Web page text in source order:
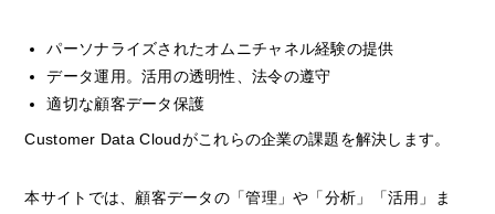
パーソナライズされたオムニチャネル経験の提供
データ運用。活用の透明性、法令の遵守
適切な顧客データ保護
Customer Data Cloudがこれらの企業の課題を解決します。
本サイトでは、顧客データの「管理」や「分析」「活用」ま